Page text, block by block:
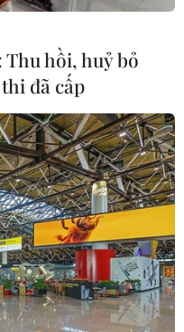
Thu hồi, huỷ bỏ
đã cấp